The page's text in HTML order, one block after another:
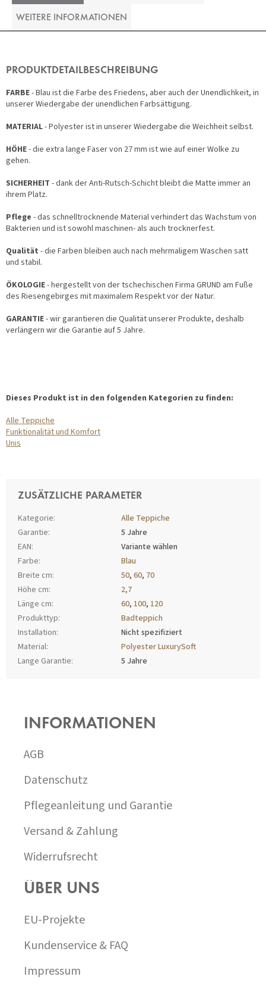
WEITERE INFORMATIONEN
PRODUKTDETAILBESCHREIBUNG
FARBE- Blau ist die Farbe des Friedens, aber auch der Unendlichkeit, in
unserer Wiedergabe der unendlichen Farbsättigung.
MATERIAL- Polyester ist in unserer Wiedergabe die Weichheit selbst.
HÖHE- die extra lange Faser von 27 mm ist wie auf einer Wolke zu
gehen.
SICHERHEIT - dank der Anti-Rutsch-Schicht bleibt die Matte immer an
ihrem Platz.
Pflege - das schnelltrocknende Material verhindert das Wachstum von
Bakterien und ist sowohl maschinen- als auch trocknerfest.
Qualität - die Farben bleiben auch nach mehrmaligem Waschen satt
und stabil.
ÖKOLOGIE- hergestellt von der tschechischen Firma GRUND am Fuße
des Riesengebirges mit maximalem Respekt vor der Natur.
GARANTIE- wir garantieren die Qualität unserer Produkte, deshalb
verlängern wir die Garantie auf 5 Jahre.
Dieses Produkt ist in den folgenden Kategorien zu finden:
Alle Teppiche
Funktionalität und Komfort
Unis
ZUSÄTZLICHE PARAMETER
Kategorie:
Alle Teppiche
Garantie:
5 Jahre
EAN:
Variante wählen
Farbe:
Blau
Breite cm: 50, 60, 70
Höhe cm:
2,7
Länge cm: 60, 100, 120
Produkttyp:
Badteppich
Installation:
Nicht spezifiziert
Material:
Polyester LuxurySoft
Lange Garantie:
5 Jahre
INFORMATIONEN
AGB
Datenschutz
Pflegeanleitung und Garantie
Versand & Zahlung
Widerrufsrecht
ÜBER UNS
EU-Projekte
Kundenservice & FAQ
Impressum